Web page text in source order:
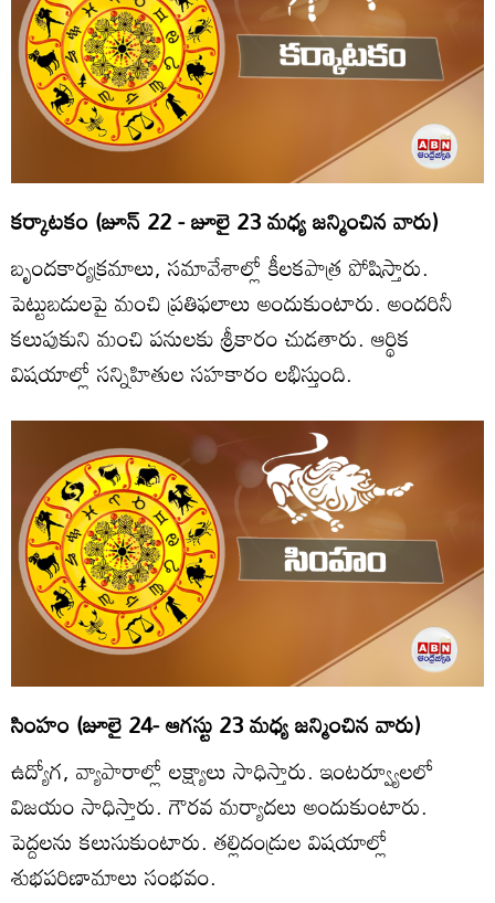
కర్కాటకం (జూన్‌ 22 - జూలై 23 మధ్య జన్మించిన వారు)
బృందకార్యక్రమాలు, సమావేశాల్లో కీలకపాత్ర పోషిస్తారు.
పెట్టుబడులపై మంచి ప్రతిఫలాలు అందుకుంటారు. అందరినీ
కలుపుకుని మంచి పనులకు శ్రీకారం చుడతారు. ఆర్థిక
విషయాల్లో సన్నిహితుల సహకారం లభిస్తుంది.
సింహం (జూలై 24- ఆగస్టు 23 మధ్య జన్మించిన వారు)
ఉద్యోగ, వ్యాపారాల్లో లక్ష్యాలు సాధిస్తారు. ఇంటర్వ్యూలలో
విజయం సాధిస్తారు. గౌరవ మర్యాదలు అందుకుంటారు.
పెద్దలను కలుసుకుంటారు. తల్లిదండ్రుల విషయాల్లో
శుభపరిణామాలు సంభవం.